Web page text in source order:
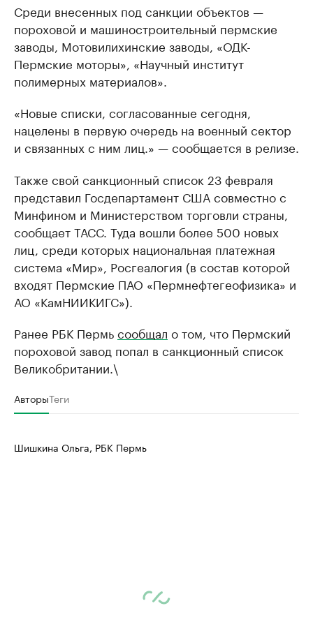
Среди внесенных под санкции объектов —
пороховой и машиностроительный пермские
заводы, Мотовилихинские заводы, «ОДК-
Пермские моторы», «Научный институт
полимерных материалов».
«Новые списки, согласованные сегодня,
нацелены в первую очередь на военный сектор
и связанных с ним лиц.» — сообщается в релизе.
Также свой санкционный список 23 февраля
представил Госдепартамент США совместно с
Минфином и Министерством торговли страны,
сообщает ТАСС. Туда вошли более 500 новых
лиц, среди которых национальная платежная
система «Мир», Росгеалогия (в состав которой
входят Пермские ПАО «Пермнефтегеофизика» и
АО «КамНИИКИГС»).
Ранее РБК Пермьсообщал о том, что Пермский
пороховой завод попал в санкционный список
Великобритании.\
АвторыТеги
Шишкина Ольга, РБК Пермь